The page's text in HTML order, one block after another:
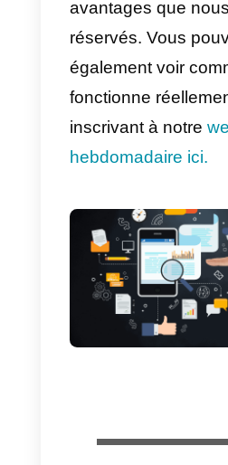
promouvoir
produits ou
l’entreprise.
Pour envoyer
Callbell avec
WhatsApp
ensuite
formulaire.
partager le